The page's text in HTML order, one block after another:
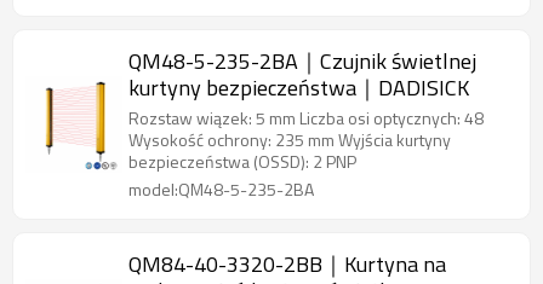
QM48-5-235-2BA｜Czujnik świetlnej
kurtyny bezpieczeństwa｜DADISICK
Rozstaw wiązek: 5 mm Liczba osi optycznych: 48
Wysokość ochrony: 235 mm Wyjścia kurtyny
bezpieczeństwa (OSSD): 2 PNP
model:QM48-5-235-2BA
QM84-40-3320-2BB｜Kurtyna na